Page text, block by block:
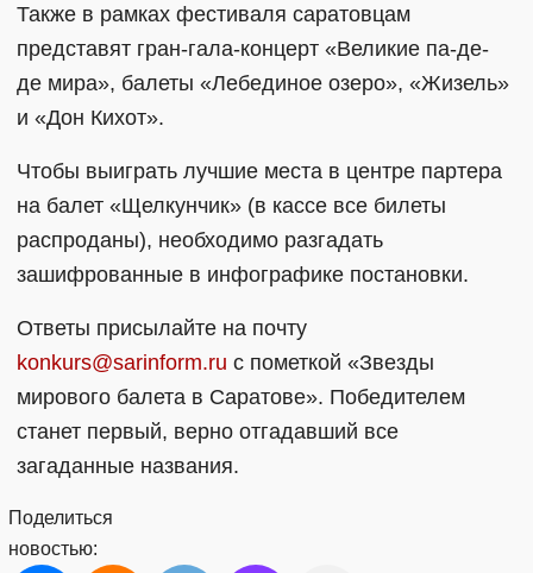
Также в рамках фестиваля саратовцам
представят гран-гала-концерт «Великие па-де-
де мира», балеты «Лебединое озеро», «Жизель»
и «Дон Кихот».
Чтобы выиграть лучшие места в центре партера
на балет «Щелкунчик» (в кассе все билеты
распроданы), необходимо разгадать
зашифрованные в инфографике постановки.
Ответы присылайте на почту
konkurs@sarinform.ru c пометкой «Звезды
мирового балета в Саратове». Победителем
станет первый, верно отгадавший все
загаданные названия.
Поделиться
новостью: